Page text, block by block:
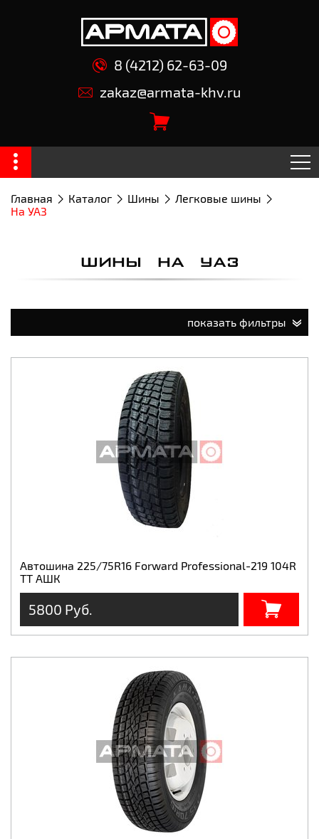
8 (4212) 62-63-09
zakaz@armata-khv.ru
Главная Каталог Шины
Легковые шины
На УАЗ
ШИНЫ НА УАЗ
показать фильтры
Автошина 225/75R16 Forward Professional-219 104R
TT АШК
5800 Руб.